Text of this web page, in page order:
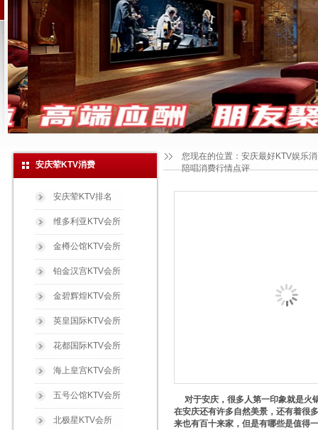
安庆荤KTV消费
安庆荤KTV排名
维多利亚KTV会所
金樽公馆KTV会所
铂金汉宫KTV会所
金碧辉煌KTV会所
英皇国际KTV会所
花都国际KTV会所
海上皇宫KTV会所
五号公馆KTV会所
北极星KTV会所
您现在的位置： 安庆最好KTV娱乐
陪唱消费行情点评
对于安庆，很多人第一印象就是火
在安庆还有许多自然美景，还有着很
来也有百十来家，但是有哪些是值得